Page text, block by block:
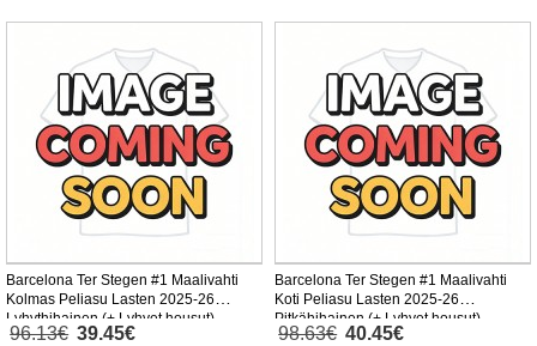
Barcelona Ter Stegen #1 Maalivahti
Kolmas Peliasu Lasten 2025-26
Lyhythihainen (+ Lyhyet housut)
96.13€ 39.45€
Barcelona Ter Stegen #1 Maalivahti
Koti Peliasu Lasten 2025-26
Pitkähihainen (+ Lyhyet housut)
98.63€ 40.45€